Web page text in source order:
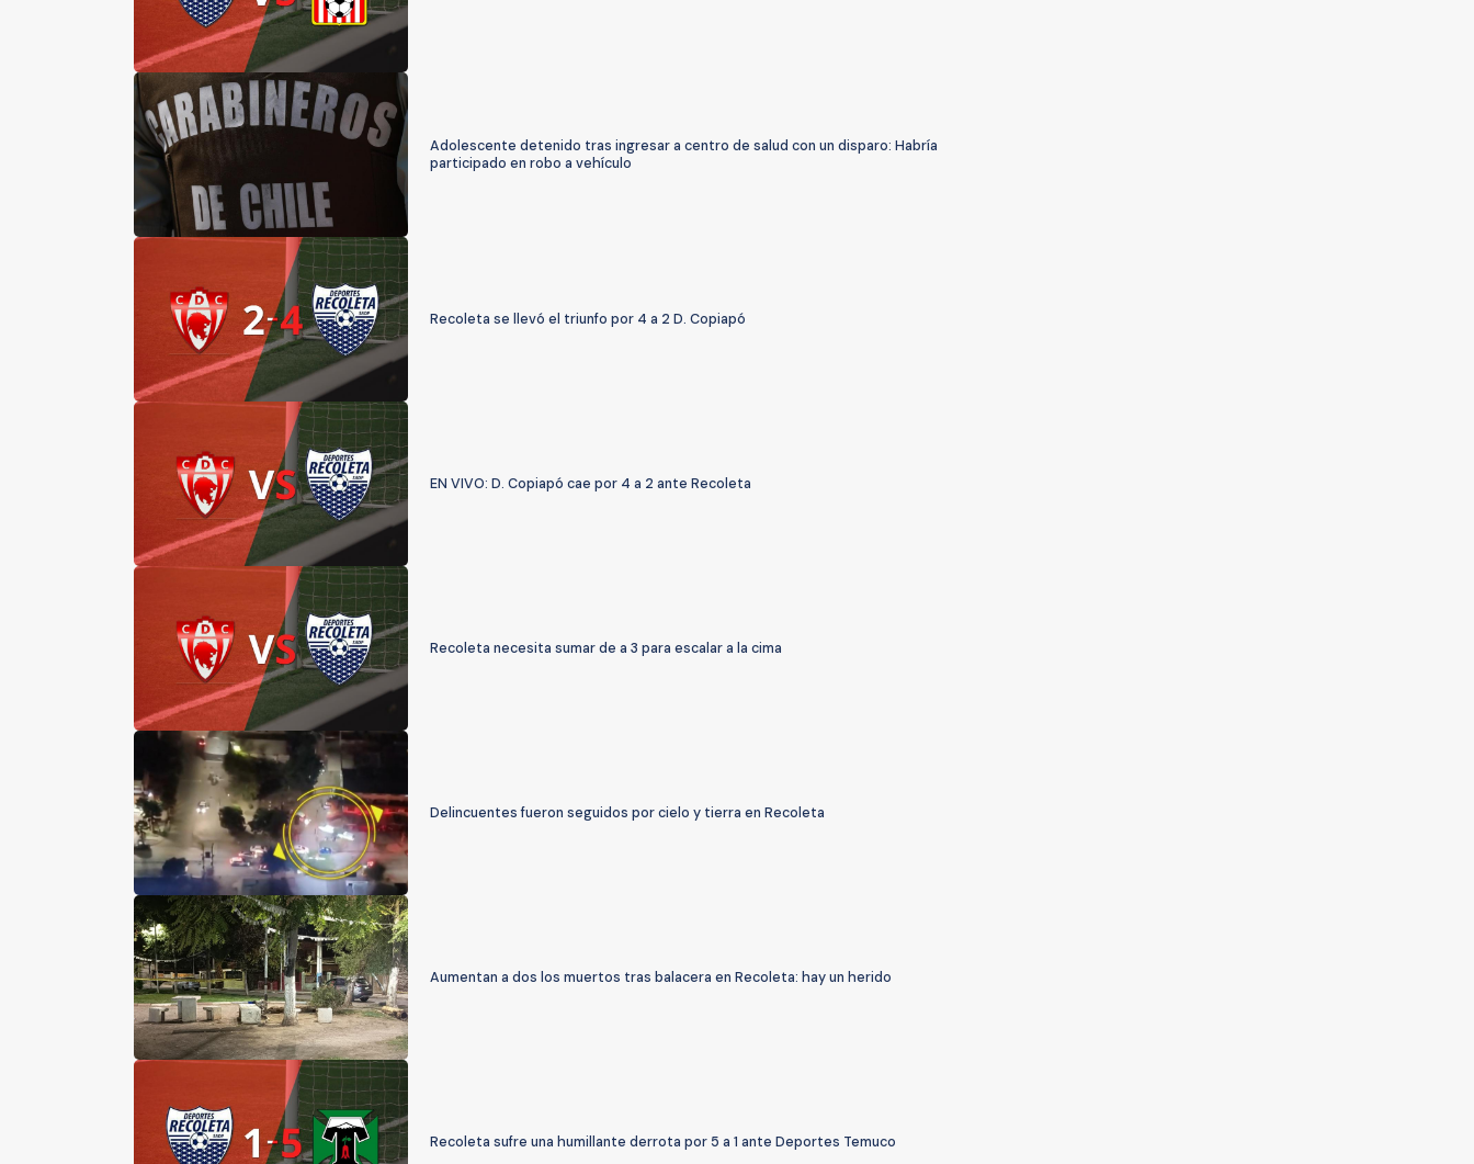
Adolescente detenido tras ingresar a centro de salud con un disparo: Habría
participado en robo a vehículo
Recoleta se llevó el triunfo por 4 a 2 D. Copiapó
EN VIVO: D. Copiapó cae por 4 a 2 ante Recoleta
Recoleta necesita sumar de a 3 para escalar a la cima
Delincuentes fueron seguidos por cielo y tierra en Recoleta
Aumentan a dos los muertos tras balacera en Recoleta: hay un herido
Recoleta sufre una humillante derrota por 5 a 1 ante Deportes Temuco